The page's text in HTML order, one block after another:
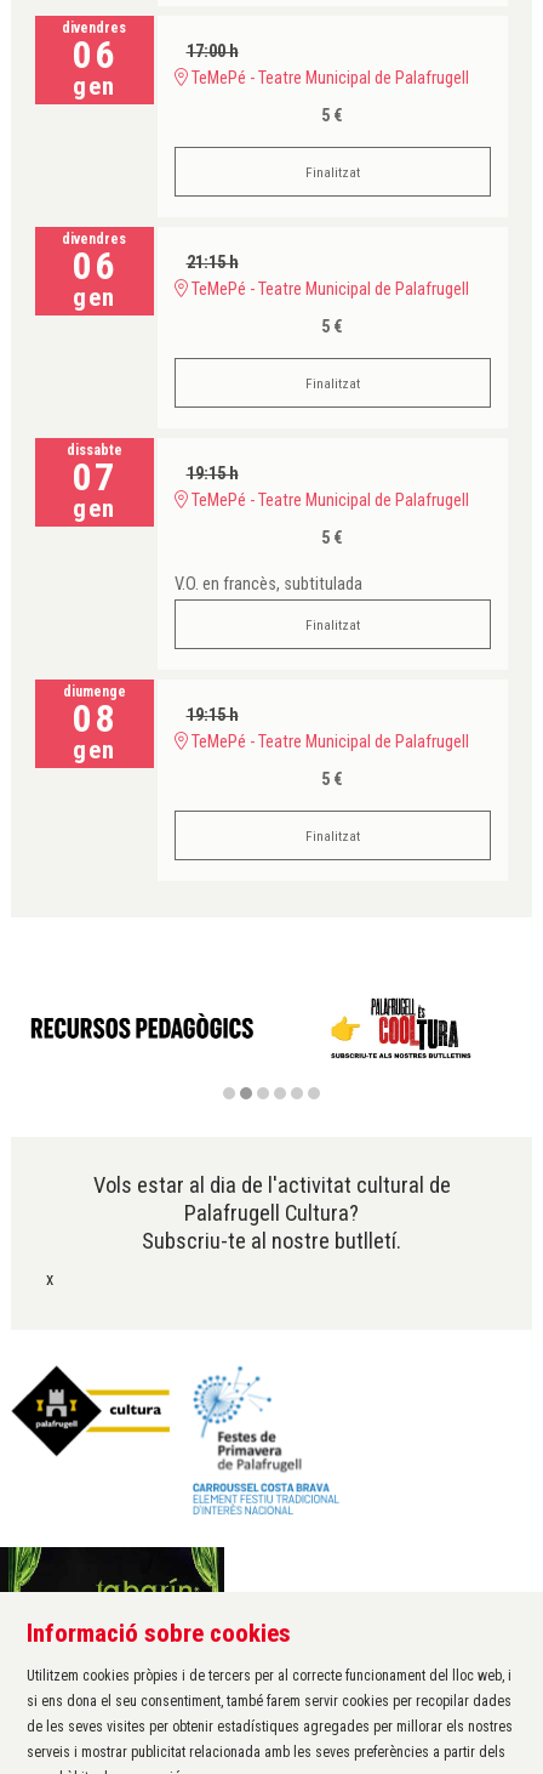
divendres
06
gen
17:00 h
TeMePé - Teatre Municipal de Palafrugell
5 €
Finalitzat
divendres
06
gen
21:15 h
TeMePé - Teatre Municipal de Palafrugell
5 €
Finalitzat
dissabte
07
gen
19:15 h
TeMePé - Teatre Municipal de Palafrugell
5 €
V.O. en francès, subtitulada
Finalitzat
diumenge
08
gen
19:15 h
TeMePé - Teatre Municipal de Palafrugell
5 €
Finalitzat
Vols estar al dia de l'activitat cultural de
Palafrugell Cultura?
Subscriu-te al nostre butlletí.
x
Àrea de cultura de l'Ajuntament de Palafrugell
Carrer Santa Margarida, 1
17200 Palafrugell
972 611 172 ·
cultura@palafrugell.cat
Informació sobre cookies
Utilitzem cookies pròpies i de tercers per al correcte funcionament del lloc web, i
si ens dona el seu consentiment, també farem servir cookies per recopilar dades
de les seves visites per obtenir estadístiques agregades per millorar els nostres
serveis i mostrar publicitat relacionada amb les seves preferències a partir dels